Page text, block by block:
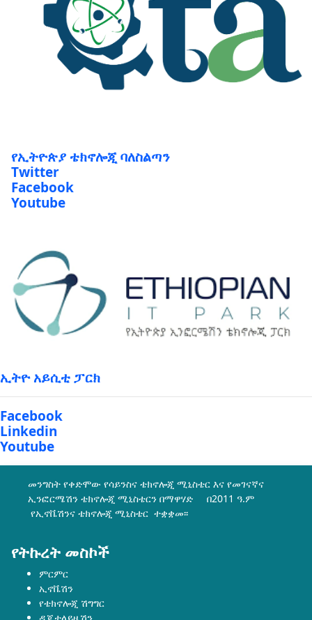
የኢትዮጵያ ቴክኖሎጂ ባለስልጣን
Twitter
Facebook
Youtube
ኢትዮ አይሲቲ ፓርክ
Facebook
Linkedin
Youtube
መንግስት የቀድሞው የሳይንስና ቴክኖሎጂ ሚኒስቴር እና የመገናኛና
ኢንፎርሜሽን ቴክኖሎጂ ሚኒስቴርን በማዋሃድ በ2011 ዓ.ም
የኢኖቬሽንና ቴክኖሎጂ ሚኒስቴር ተቋቋመ፡፡
የትኩረት መስኮች
ምርምር
ኢኖቬሽን
የቴክኖሎጂ ሽግግር